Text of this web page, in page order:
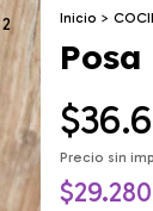
2 Inicio >
Precio sin